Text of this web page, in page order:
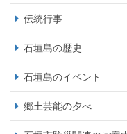
伝統行事
石垣島の歴史
石垣島のイベント
郷土芸能の夕べ